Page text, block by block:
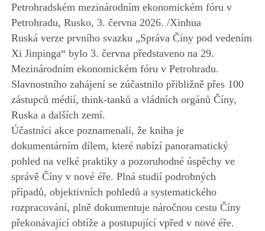
Petrohradském mezinárodním ekonomickém fóru v
Petrohradu, Rusko, 3. června 2026. /Xinhua
Ruská verze prvního svazku „Správa Číny pod vedením
Xi Jinpinga“ bylo 3. června představeno na 29.
Mezinárodním ekonomickém fóru v Petrohradu.
Slavnostního zahájení se zúčastnilo přibližně přes 100
zástupců médií, think-tanků a vládních orgánů Číny,
Ruska a dalších zemí.
Účastníci akce poznamenali, že kniha je
dokumentárním dílem, které nabízí panoramatický
pohled na velké praktiky a pozoruhodné úspěchy ve
správě Číny v nové éře. Plná studií podrobných
případů, objektivních pohledů a systematického
rozpracování, plně dokumentuje náročnou cestu Číny
překonávající obtíže a postupující vpřed v nové éře.